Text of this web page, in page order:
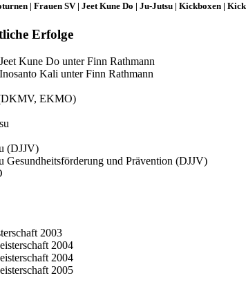
| Frauen SV | Jeet Kune Do | Ju-Jutsu | Kickboxen |
Erfolge
Kune Do unter Finn Rathmann
Kali unter Finn Rathmann
EKMO)
(DJJV)
Gesundheitsförderung und Prävention (DJJV)
2003
2004
2004
2005